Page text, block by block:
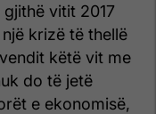
vitit 2017
krizë të thellë
këtë vit me
do të jetë
e ekonomisë,